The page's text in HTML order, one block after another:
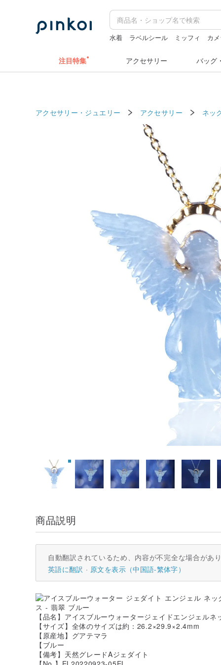
水着 ラベルシール ミッフィ
カ
注目特集 アクセサリー バッグ
アクセサリー・ジュエリー アクセサリー ネッ
商品説明
自動翻訳されているため、内容が不完全な場合があ
英語に翻訳
原文を表示（中国語-繁体字）
【品名】アイスブルーウォータージェイドエンジェル
【サイズ】全体のサイズは約：26.2×29.9×2.4mm
【原産地】グアテマラ
【ブルー
【備考】天然グレードAジェダイト